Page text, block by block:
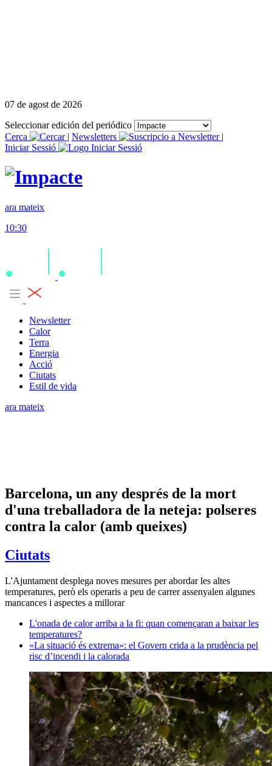
07 de agost de 2026
Seleccionar edición del periódico
Cerca
| Newsletters
|
Iniciar Sessió
ara mateix
10:30
Newsletter
Calor
Terra
Energia
Acció
Ciutats
Estil de vida
ara mateix
Barcelona, un any després de la mort
d'una treballadora de la neteja: polseres
contra la calor (amb queixes)
Ciutats
L'Ajuntament desplega noves mesures per abordar les altes
temperatures, però els operaris a peu de carrer assenyalen algunes
mancances i aspectes a millorar
L'onada de calor arriba a la fi: quan començaran a baixar les
temperatures?
«La situació és extrema»: el Govern crida a la prudència pel
risc d’incendi i la calorada